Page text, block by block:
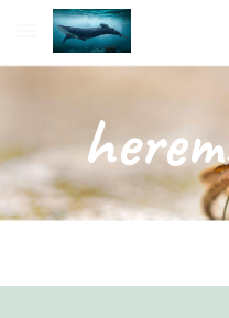
Skip to main content